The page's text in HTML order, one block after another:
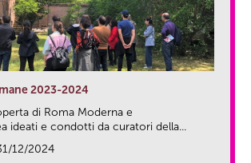
2023-2024
di Roma Moderna e
ideati e condotti da curatori della...
12/2024